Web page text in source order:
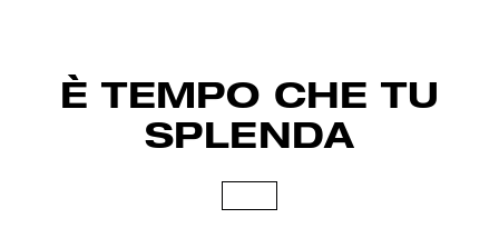
È TEMPO CHE TU
SPLENDA